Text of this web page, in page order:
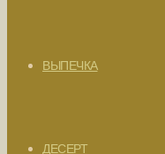
ВЫПЕЧКА
ДЕСЕРТ